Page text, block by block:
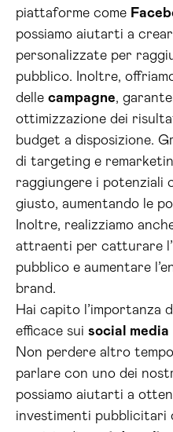
piattaforme come
possiamo aiutarti a
personalizzate per
pubblico. Inoltre,
delle campagne,
ottimizzazione dei
budget a disposizione.
di targeting e
raggiungere i potenziali
giusto, aumentando le
Inoltre, realizziamo
attraenti per catturare
pubblico e aumentare
brand.
Hai capito l’importanza
efficace sui social media
Non perdere altro
parlare con uno dei
possiamo aiutarti a
investimenti pubblicitari